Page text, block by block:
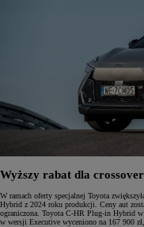
Wyższy rabat dla
W ramach oferty specjalnej Toyota
Hybrid z 2024 roku produkcji. Ceny aut
ograniczona. Toyota C-HR Plug-in Hybrid
w wersji Executive wyceniono na 167 900